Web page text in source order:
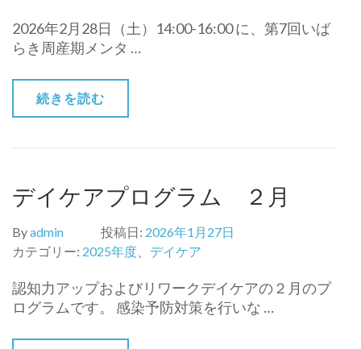
2026年2月28日（土）14:00-16:00 に、第7回いば
らき周産期メンタ …
続きを読む
デイケアプログラム ２月
Byadmin 投稿日: 2026年1月27日
カテゴリー: 2025年度 デイケア
認知力アップおよびリワークデイケアの２月のプ
ログラムです。 感染予防対策を行いな …